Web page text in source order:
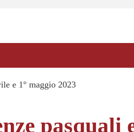
pasquali